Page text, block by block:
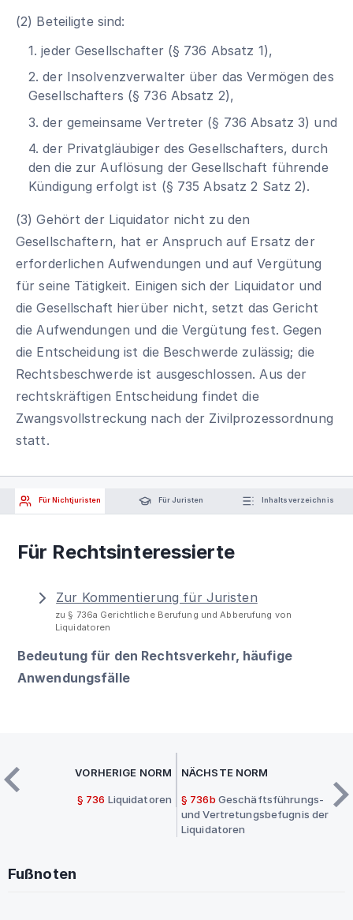
(2) Beteiligte sind:
1. jeder Gesellschafter (§ 736 Absatz 1),
2. der Insolvenzverwalter über das Vermögen des
Gesellschafters (§ 736 Absatz 2),
3. der gemeinsame Vertreter (§ 736 Absatz 3) und
4. der Privatgläubiger des Gesellschafters, durch
den die zur Auflösung der Gesellschaft führende
Kündigung erfolgt ist (§ 735 Absatz 2 Satz 2).
(3) Gehört der Liquidator nicht zu den
Gesellschaftern, hat er Anspruch auf Ersatz der
erforderlichen Aufwendungen und auf Vergütung
für seine Tätigkeit. Einigen sich der Liquidator und
die Gesellschaft hierüber nicht, setzt das Gericht
die Aufwendungen und die Vergütung fest. Gegen
die Entscheidung ist die Beschwerde zulässig; die
Rechtsbeschwerde ist ausgeschlossen. Aus der
rechtskräftigen Entscheidung findet die
Zwangsvollstreckung nach der Zivilprozessordnung
statt.
Für Nichtjuristen Für Juristen Inhaltsverzeichnis
Für Rechtsinteressierte
Zur Kommentierung für Juristen
zu § 736a Gerichtliche Berufung und Abberufung von
Liquidatoren
Bedeutung für den Rechtsverkehr, häufige
Anwendungsfälle
VORHERIGE NORM
§ 736 Liquidatoren
NÄCHSTE NORM
§ 736b Geschäftsführungs-
und Vertretungsbefugnis der
Liquidatoren
Fußnoten